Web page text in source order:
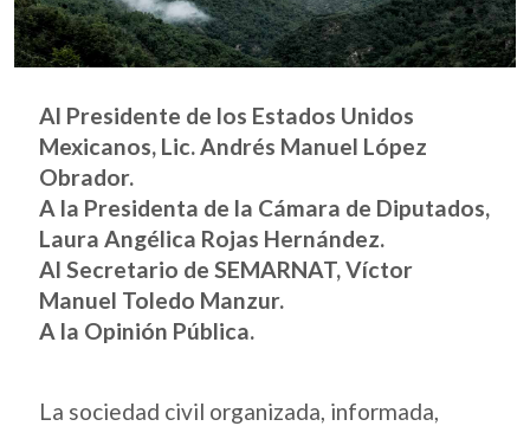
Al Presidente de los Estados Unidos
Mexicanos, Lic. Andrés Manuel López
Obrador.
A la Presidenta de la Cámara de Diputados,
Laura Angélica Rojas Hernández.
Al Secretario de SEMARNAT, Víctor
Manuel Toledo Manzur.
A la Opinión Pública.
La sociedad civil organizada, informada,